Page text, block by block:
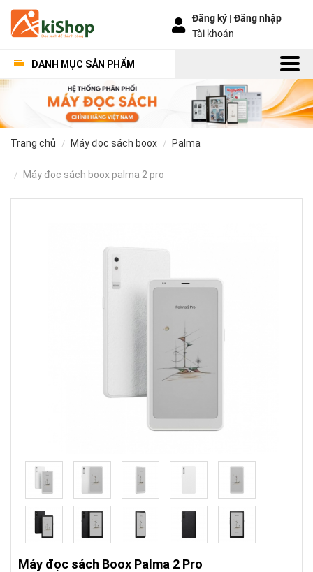
Đăng ký |Đăng nhập
Tài khoản
DANH MỤC SẢN PHẨM
trang chủ máy đọc sách boox palma
máy đọc sách boox palma 2 pro
Máy đọc sách Boox Palma 2 Pro